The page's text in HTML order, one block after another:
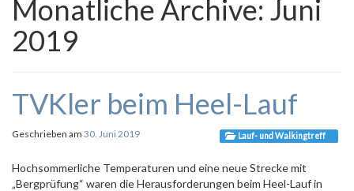
Monatliche Archive: Juni
2019
TVKler beim Heel-Lauf
Geschrieben am 30. Juni 2019 Lauf- und Walkingtreff
Hochsommerliche Temperaturen und eine neue Strecke mit
„Bergprüfung“ waren die Herausforderungen beim Heel-Lauf in